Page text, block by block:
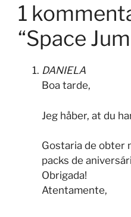
1
“Space
DANIELA
Boa tarde,
Jeg håber, at du
Gostaria de obter
packs de
Obrigada!
Atentamente,